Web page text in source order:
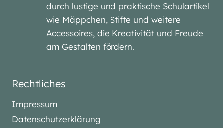
durch lustige und praktische Schulartikel
wie Mäppchen, Stifte und weitere
Accessoires, die Kreativität und Freude
am Gestalten fördern.
Rechtliches
Impressum
Datenschutzerklärung